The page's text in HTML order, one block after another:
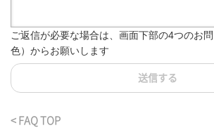
ご返信が必要な場合は、画面下部の4つのお
色）からお願いします
送信する
< FAQ TOP